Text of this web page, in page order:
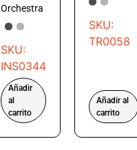
Orchestra
SKU:
INS0344
Añadir
al
carrito
SKU:
TR0058
Añadir al
carrito